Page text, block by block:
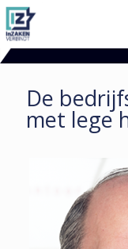
De
met lege